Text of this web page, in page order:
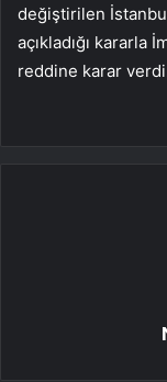
değiştirilen
açıkladığı kararla
reddine karar